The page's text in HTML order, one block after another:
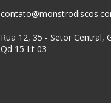
Rua 12, 35 - Setor Central,
Qd 15 Lt 03